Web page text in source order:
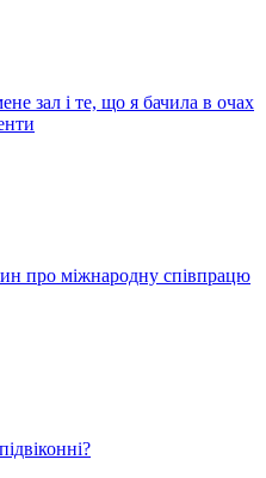
зал і те, що я бачила в очах
про міжнародну співпрацю